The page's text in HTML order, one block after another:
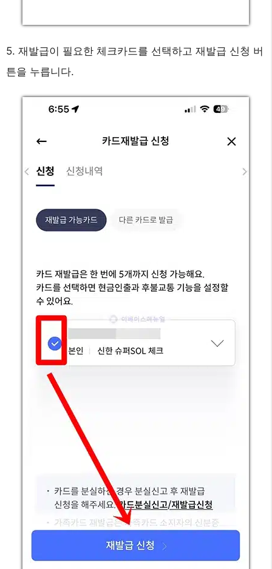
5. 재발급이 필요한 체크카드를 선택하고 재발급 신청 버
튼을 누릅니다.